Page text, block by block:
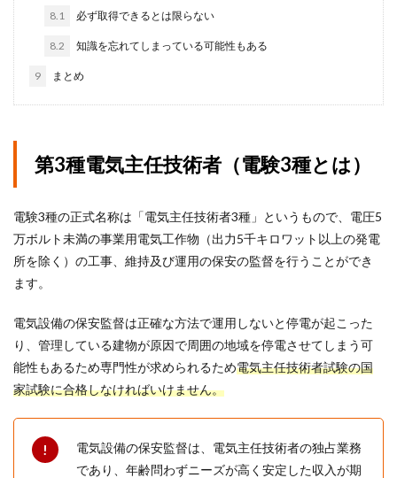
8.1 必ず取得できるとは限らない
8.2 知識を忘れてしまっている可能性もある
9 まとめ
第3種電気主任技術者（電験3種とは）
電験3種の正式名称は「電気主任技術者3種」というもので、電圧5
万ボルト未満の事業用電気工作物（出力5千キロワット以上の発電
所を除く）の工事、維持及び運用の保安の監督を行うことができ
ます。
電気設備の保安監督は正確な方法で運用しないと停電が起こった
り、管理している建物が原因で周囲の地域を停電させてしまう可
能性もあるため専門性が求められるため電気主任技術者試験の国
家試験に合格しなければいけません。
電気設備の保安監督は、電気主任技術者の独占業務
であり、年齢問わずニーズが高く安定した収入が期